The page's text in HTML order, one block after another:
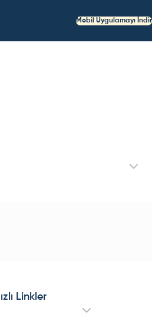
Mobil Uygulamayı İndir
Linkler